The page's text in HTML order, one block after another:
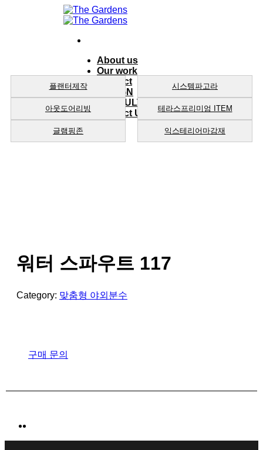
About us
Our work
product
DESIGN
CONSULTING
Contact Us
플랜터제작 시스템파고라
아웃도어리빙 테라스프리미엄 ITEM
글램핑존 익스테리어마감재
워터 스파우트 117
Category: 맞춤형 야외분수
구매 문의